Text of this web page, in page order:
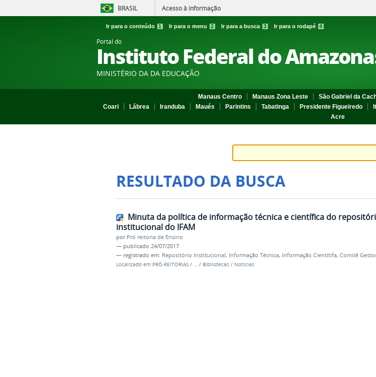
BRASIL Acesso à informação
Ir para o conteúdo 1 Ir para o menu 2 Ir para a busca 3 Ir para o rodapé 4
Portal do
Instituto Federal do
MINISTÉRIO DA DA EDUCAÇÃO
Manaus Centro Manaus Zona Leste São Gabriel da
Coari
Lábrea Iranduba Maués Parintins Tabatinga Presidente Figueiredo
Acre
RESULTADO DA BUSCA
Minuta da política de informação técnica e científica do
institucional do IFAM
por Pró reitoria de Ensino
— publicado 24/07/2017
— registrado em: Repositório Institucional, Informação Técnica, Informação Cientítifa, Comitê
Localizado em PRÓ-REITORIAS / … / Bibliotecas / Notícias